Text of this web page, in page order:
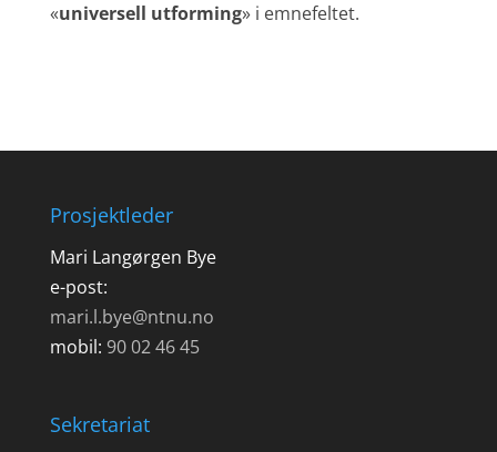
«universell utforming» i emnefeltet.
Prosjektleder
Mari Langørgen Bye
e-post:
mari.l.bye@ntnu.no
mobil: 90 02 46 45
Sekretariat